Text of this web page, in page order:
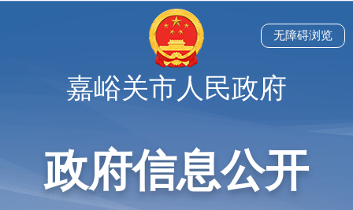
嘉峪关市人民政府
政府信息公开
无障碍浏览